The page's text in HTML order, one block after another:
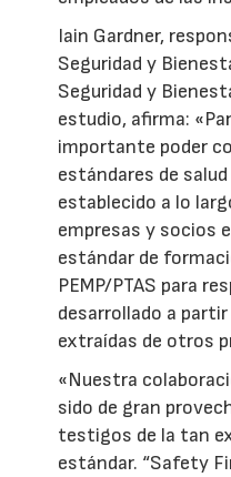
Iain Gardner,
Seguridad y
Seguridad y
estudio, afirma:
importante poder
estándares de
establecido a lo
empresas y socios
estándar de
PEMP/PTAS para
desarrollado a
extraídas de otros
«Nuestra
sido de gran
testigos de la tan
estándar. “Safety